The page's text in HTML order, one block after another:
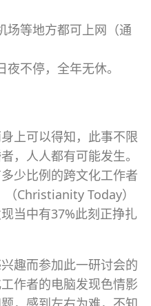
场等地方都可上网（通
不停，全年无休。
上可以得知，此事不限
，人人都有可能发生。
少比例的跨文化工作者
（Christianity Today）
当中有37%此刻正挣扎
趣而参加此一研讨会的
作者的电脑发现色情影